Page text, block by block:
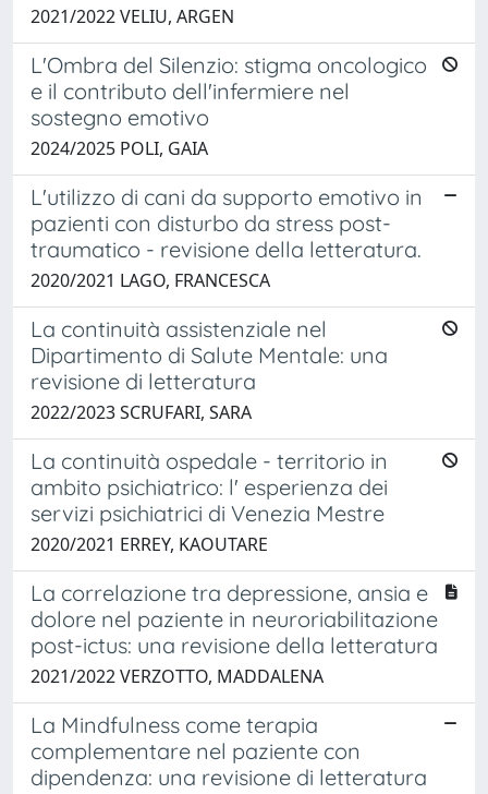
2021/2022 VELIU, ARGEN
L'Ombra del Silenzio: stigma oncologico
e il contributo dell'infermiere nel
sostegno emotivo
2024/2025 POLI, GAIA
L'utilizzo di cani da supporto emotivo in
pazienti con disturbo da stress post-
traumatico - revisione della letteratura.
2020/2021 LAGO, FRANCESCA
La continuità assistenziale nel
Dipartimento di Salute Mentale: una
revisione di letteratura
2022/2023 SCRUFARI, SARA
La continuità ospedale - territorio in
ambito psichiatrico: l' esperienza dei
servizi psichiatrici di Venezia Mestre
2020/2021 ERREY, KAOUTARE
La correlazione tra depressione, ansia e
dolore nel paziente in neuroriabilitazione
post-ictus: una revisione della letteratura
2021/2022 VERZOTTO, MADDALENA
La Mindfulness come terapia
complementare nel paziente con
dipendenza: una revisione di letteratura